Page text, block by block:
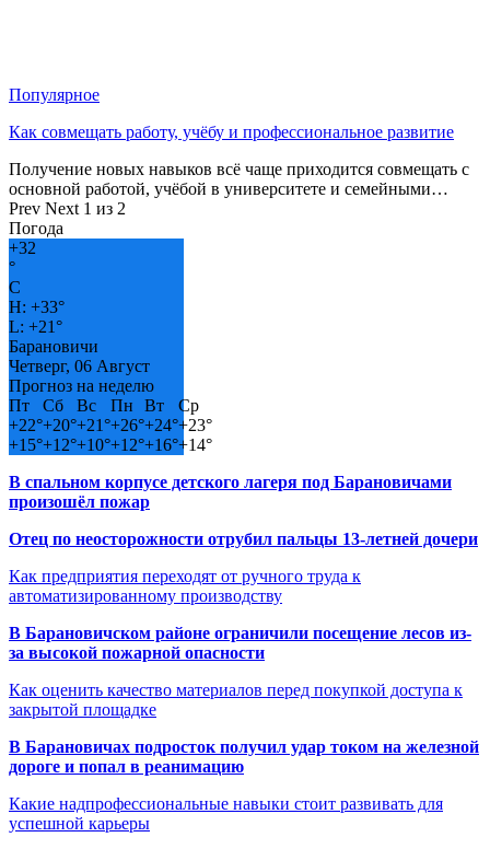
Популярное
Как совмещать работу, учёбу и профессиональное развитие
Получение новых навыков всё чаще приходится совмещать с
основной работой, учёбой в университете и семейными…
Prev Next 1 из 2
Погода
+32
°
C
H: +33°
L: +21°
Барановичи
Четверг, 06 Август
Прогноз на неделю
Пт
Сб Вс Пн Вт
Ср
+22°+20°+21°+26°+24°+23°
+15°+12°+10°+12°+16°+14°
В спальном корпусе детского лагеря под Барановичами
произошёл пожар
Отец по неосторожности отрубил пальцы 13-летней дочери
Как предприятия переходят от ручного труда к
автоматизированному производству
В Барановичском районе ограничили посещение лесов из-
за высокой пожарной опасности
Как оценить качество материалов перед покупкой доступа к
закрытой площадке
В Барановичах подросток получил удар током на железной
дороге и попал в реанимацию
Какие надпрофессиональные навыки стоит развивать для
успешной карьеры